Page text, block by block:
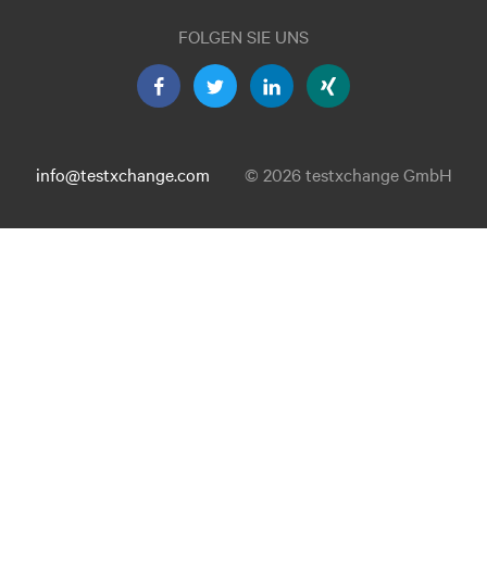
FOLGEN SIE UNS
info@testxchange.com © 2026 testxchange GmbH